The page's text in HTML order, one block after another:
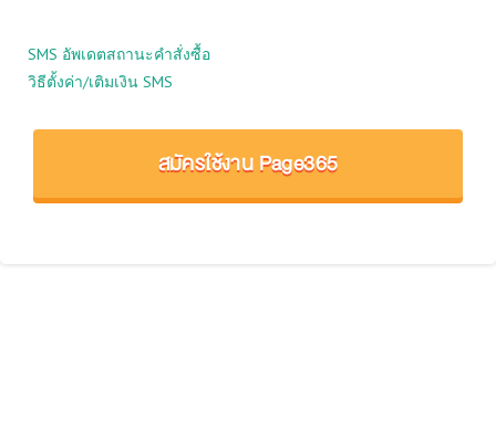
SMS อัพเดตสถานะคำสั่งซื้อ
วิธีตั้งค่า/เติมเงิน SMS
สมัครใช้งาน Page365